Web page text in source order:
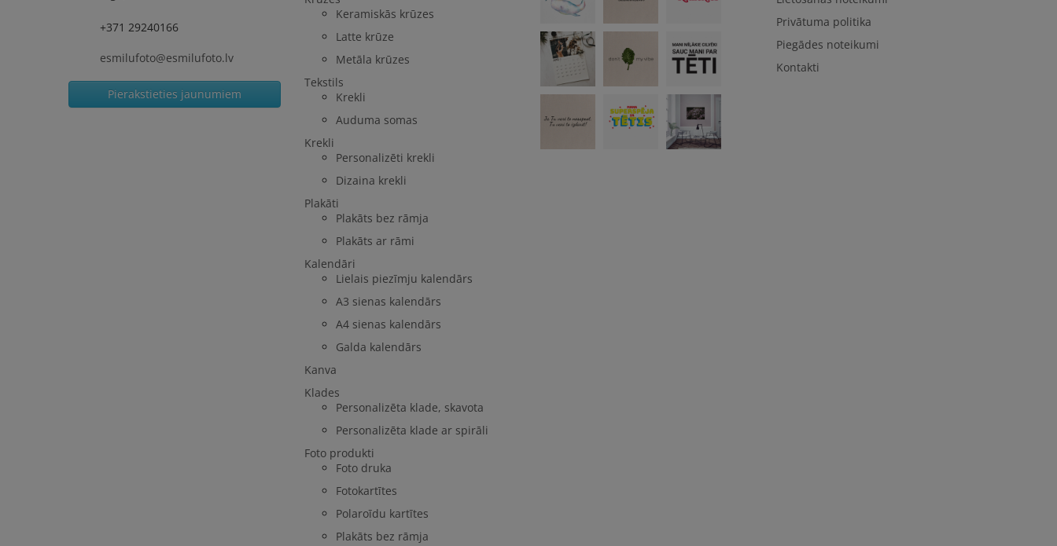
+371 29240166
esmilufoto@esmilufoto.lv
Pierakstieties jaunumiem
Keramiskās krūzes
Latte krūze
Metāla krūzes
Tekstils
Krekli
Auduma somas
Krekli
Personalizēti krekli
Dizaina krekli
Plakāti
Plakāts bez rāmja
Plakāts ar rāmi
Kalendāri
Lielais piezīmju kalendārs
A3 sienas kalendārs
A4 sienas kalendārs
Galda kalendārs
Kanva
Klades
Personalizēta klade, skavota
Personalizēta klade ar spirāli
Foto produkti
Foto druka
Fotokartītes
Polaroīdu kartītes
Plakāts bez rāmja
Privātuma politika
Piegādes noteikumi
Kontakti